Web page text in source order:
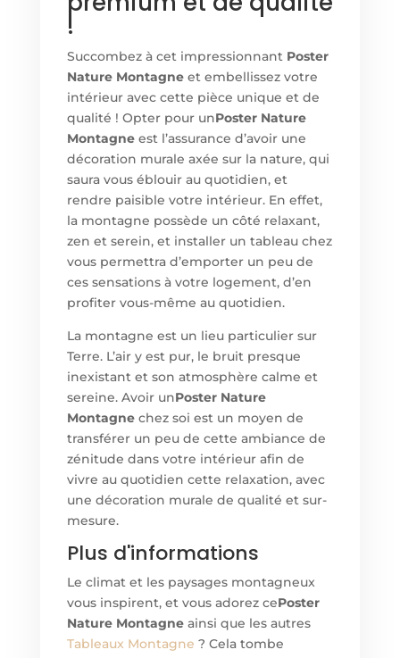
!
Succombez à cet impressionnant Poster
Nature Montagneet embellissez votre
intérieur avec cette pièce unique et de
qualité ! Opter pour unPoster Nature
Montagneest l’assurance d’avoir une
décoration murale axée sur la nature, qui
saura vous éblouir au quotidien, et
rendre paisible votre intérieur. En effet,
la montagne possède un côté relaxant,
zen et serein, et installer un tableau chez
vous permettra d’emporter un peu de
ces sensations à votre logement, d’en
profiter vous-même au quotidien.
La montagne est un lieu particulier sur
Terre. L’air y est pur, le bruit presque
inexistant et son atmosphère calme et
sereine. Avoir unPoster Nature
Montagnechez soi est un moyen de
transférer un peu de cette ambiance de
zénitude dans votre intérieur afin de
vivre au quotidien cette relaxation, avec
une décoration murale de qualité et sur-
mesure.
Plus d'informations
Le climat et les paysages montagneux
vous inspirent, et vous adorez cePoster
Nature Montagneainsi que les autres
Tableaux Montagne ? Cela tombe